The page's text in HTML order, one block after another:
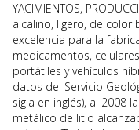
YACIMIENTOS,
alcalino, ligero, de
excelencia para la
medicamentos,
portátiles y vehículos
datos del Servicio
sigla en inglés), al 2008
metálico de litio